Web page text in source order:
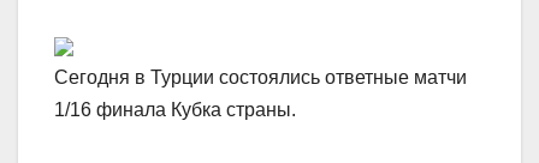
Сегодня в Турции состоялись ответные матчи
1/16 финала Кубка страны.